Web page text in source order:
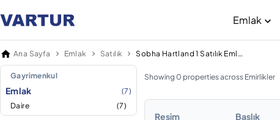
Emlak
Ana Sayfa Emlak Satılık Sobha Hartland 1 Satılık Emlak
Gayrimenkul
Emlak
(7)
Daire
(7)
Showing 0 properties across Emirlikler
Resim Başlık